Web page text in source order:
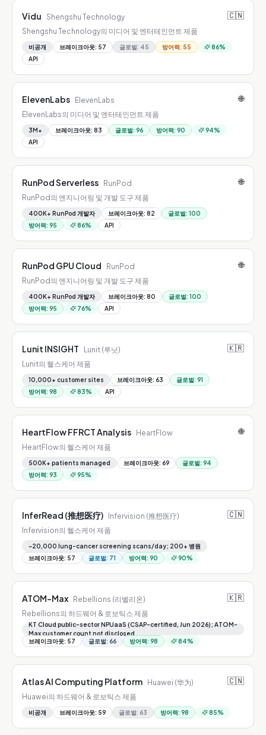
Vidu Shengshu Technology 🇨🇳
Shengshu Technology의 미디어 및 엔터테인먼트 제품
비공개 브레이크아웃: 57 글로벌: 45 방어력: 55 86%
API
ElevenLabs ElevenLabs 🌐
ElevenLabs의 미디어 및 엔터테인먼트 제품
3M+ 브레이크아웃: 83 글로벌: 96 방어력: 90 94%
API
RunPod Serverless RunPod 🌐
RunPod의 엔지니어링 및 개발 도구 제품
400K+ RunPod 개발자 브레이크아웃: 82 글로벌: 100
방어력: 95 86% API
RunPod GPU Cloud RunPod 🌐
RunPod의 엔지니어링 및 개발 도구 제품
400K+ RunPod 개발자 브레이크아웃: 80 글로벌: 100
방어력: 95 76% API
Lunit INSIGHT Lunit (루닛) 🇰🇷
Lunit의 헬스케어 제품
10,000+ customer sites 브레이크아웃: 63 글로벌: 91
방어력: 98 83% API
HeartFlow FFRCT Analysis HeartFlow 🌐
HeartFlow의 헬스케어 제품
500K+ patients managed 브레이크아웃: 69 글로벌: 94
방어력: 93 95%
InferRead (推想医疗) Infervision (推想医疗) 🇨🇳
Infervision의 헬스케어 제품
~20,000 lung-cancer screening scans/day; 200+ 병원
브레이크아웃: 57 글로벌: 71 방어력: 90 90%
ATOM-Max Rebellions (리벨리온) 🇰🇷
Rebellions의 하드웨어 & 로보틱스 제품
KT Cloud public-sector NPUaaS (CSAP-certified, Jun 2026); ATOM-
Max customer count not disclosed
브레이크아웃: 57 글로벌: 66 방어력: 98 84%
Atlas AI Computing Platform Huawei (华为) 🇨🇳
Huawei의 하드웨어 & 로보틱스 제품
비공개 브레이크아웃: 59 글로벌: 63 방어력: 98 85%